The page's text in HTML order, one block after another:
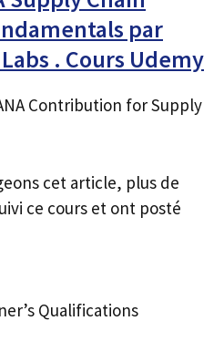
par
. Cours Udemy
Contribution for Supply
cet article, plus de
ce cours et ont posté
Qualifications